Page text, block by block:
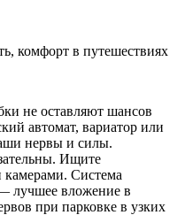
комфорт в путешествиях
не оставляют шансов
автомат, вариатор или
нервы и силы.
Ищите
камерами. Система
лучшее вложение в
при парковке в узких